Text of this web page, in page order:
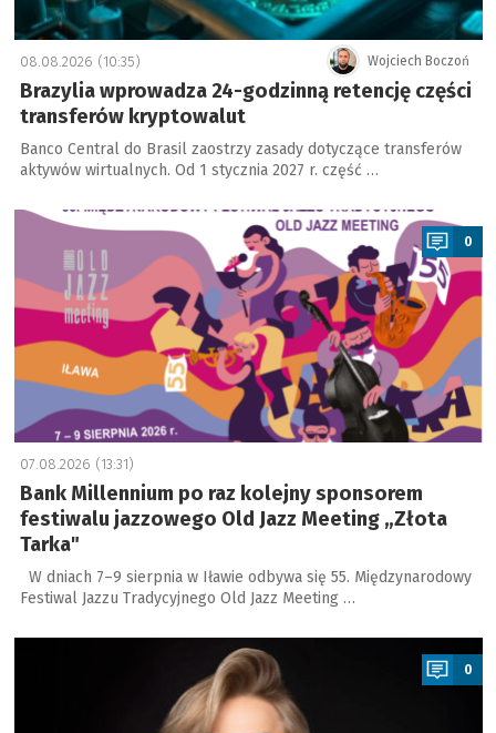
Wojciech Boczoń
08.08.2026 (10:35)
Brazylia wprowadza 24-godzinną retencję części
transferów kryptowalut
Banco Central do Brasil zaostrzy zasady dotyczące transferów
aktywów wirtualnych. Od 1 stycznia 2027 r. część …
a
0
07.08.2026 (13:31)
Bank Millennium po raz kolejny sponsorem
festiwalu jazzowego Old Jazz Meeting „Złota
Tarka"
W dniach 7–9 sierpnia w Iławie odbywa się 55. Międzynarodowy
Festiwal Jazzu Tradycyjnego Old Jazz Meeting …
a
0